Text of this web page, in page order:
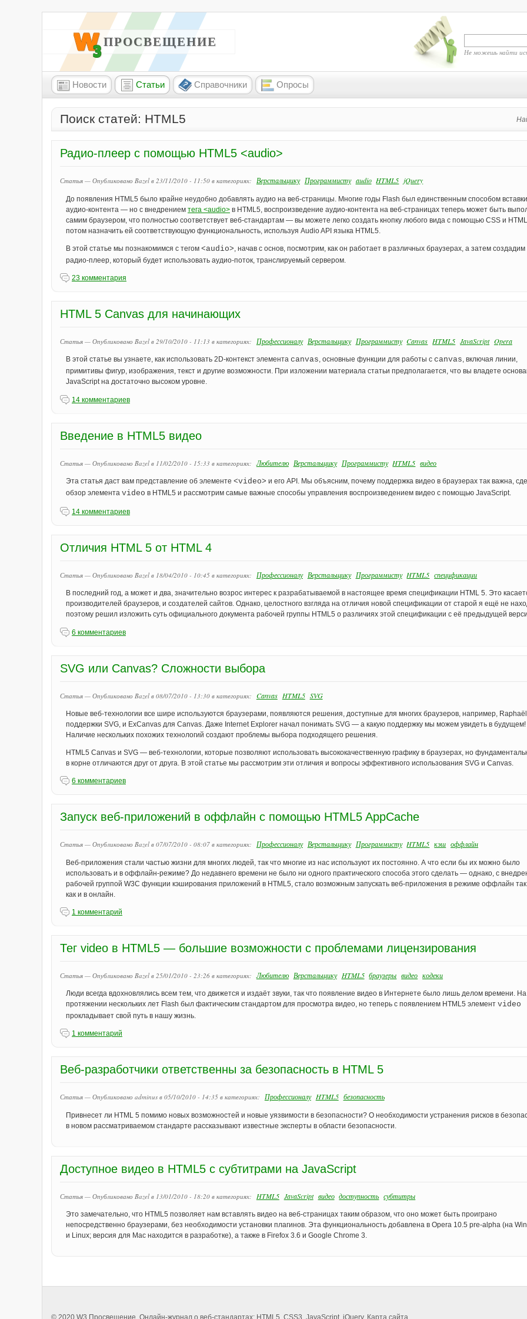
W3 ПРОСВЕЩЕНИЕ
Не можешь найти
Новости Статьи Справочники Опросы
Поиск статей: HTML5
Радио-плеер с помощью HTML5 <audio>
Статья — Опубликовано Bazel в 23/11/2010 - 11:50 в категориях: Верстальщику Программисту audio HTML5 jQuery
До появления HTML5 было крайне неудобно добавлять аудио на веб-страницы. Многие годы Flash был единственным способом вставки
аудио-контента — но с внедрением тега <audio> в HTML5, воспроизведение аудио-контента на веб-страницах теперь может быть
самим браузером, что полностью соответствует веб-стандартам — вы можете легко создать кнопку любого вида с помощью CSS и
потом назначить ей соответствующую функциональность, используя Audio API языка HTML5.
В этой статье мы познакомимся с тегом <audio> , начав с основ, посмотрим, как он работает в различных браузерах, а затем создадим
радио-плеер, который будет использовать аудио-поток, транслируемый сервером.
23 комментария
HTML 5 Canvas для начинающих
Статья — Опубликовано Bazel в 29/10/2010 - 11:13 в категориях: Профессионалу Верстальщику Программисту Canvas HTML5 JavaScript Opera
В этой статье вы узнаете, как использовать 2D-контекст элемента canvas, основные функции для работы с canvas, включая линии,
примитивы фигур, изображения, текст и другие возможности. При изложении материала статьи предполагается, что вы владете
JavaScript на достаточно высоком уровне.
14 комментариев
Введение в HTML5 видео
Статья — Опубликовано Bazel в 11/02/2010 - 15:33 в категориях: Любителю Верстальщику Программисту HTML5 видео
Эта статья даст вам представление об элементе <video> и его API. Мы объясним, почему поддержка видео в браузерах так важна,
обзор элемента video в HTML5 и рассмотрим самые важные способы управления воспроизведением видео с помощью JavaScript.
14 комментариев
Отличия HTML 5 от HTML 4
Статья — Опубликовано Bazel в 18/04/2010 - 10:45 в категориях: Профессионалу Верстальщику Программисту HTML5 спецификации
В последний год, а может и два, значительно возрос интерес к разрабатываемой в настоящее время спецификации HTML 5. Это
производителей браузеров, и создателей сайтов. Однако, целостного взгляда на отличия новой спецификации от старой я ещё не
поэтому решил изложить суть официального документа рабочей группы HTML5 о различиях этой спецификации с её предыдущей
6 комментариев
SVG или Canvas? Сложности выбора
Статья — Опубликовано Bazel в 08/07/2010 - 13:30 в категориях: Canvas HTML5 SVG
Новые веб-технологии все шире используются браузерами, появляются решения, доступные для многих браузеров, например,
поддержки SVG, и ExCanvas для Canvas. Даже Internet Explorer начал понимать SVG — а какую поддержку мы можем увидеть в будущем!
Наличие нескольких похожих технологий создают проблемы выбора подходящего решения.
HTML5 Canvas и SVG — веб-технологии, которые позволяют использовать высококачественную графику в браузерах, но
в корне отличаются друг от друга. В этой статье мы рассмотрим эти отличия и вопросы эффективного использования SVG и Canvas.
6 комментариев
Запуск веб-приложений в оффлайн с помощью HTML5 AppCache
Статья — Опубликовано Bazel в 07/07/2010 - 08:07 в категориях: Профессионалу Верстальщику Программисту HTML5 кэш оффлайн
Веб-приложения стали частью жизни для многих людей, так что многие из нас используют их постоянно. А что если бы их можно было
использовать и в оффлайн-режиме? До недавнего времени не было ни одного практического способа этого сделать — однако, с
рабочей группой W3C функции кэширования приложений в HTML5, стало возможным запускать веб-приложения в режиме оффлайн
как и в онлайн.
1 комментарий
Тег video в HTML5 — большие возможности с проблемами лицензирования
Статья — Опубликовано Bazel в 25/01/2010 - 23:26 в категориях: Любителю Верстальщику HTML5 браузеры видео кодеки
Люди всегда вдохновлялись всем тем, что движется и издаёт звуки, так что появление видео в Интернете было лишь делом времени. На
протяжении нескольких лет Flash был фактическим стандартом для просмотра видео, но теперь с появлением HTML5 элемент video
прокладывает свой путь в нашу жизнь.
1 комментарий
Веб-разработчики ответственны за безопасность в HTML 5
Статья — Опубликовано adminus в 05/10/2010 - 14:35 в категориях: Профессионалу HTML5 безопасность
Привнесет ли HTML 5 помимо новых возможностей и новые уязвимости в безопасности? О необходимости устранения рисков в
в новом рассматриваемом стандарте рассказывают известные эксперты в области безопасности.
Доступное видео в HTML5 с субтитрами на JavaScript
Статья — Опубликовано Bazel в 13/01/2010 - 18:20 в категориях: HTML5 JavaScript видео доступность субтитры
Это замечательно, что HTML5 позволяет нам вставлять видео на веб-страницах таким образом, что оно может быть проиграно
непосредственно браузерами, без необходимости установки плагинов. Эта функциональность добавлена в Opera 10.5 pre-alpha (на
и Linux; версия для Mac находится в разработке), а также в Firefox 3.6 и Google Chrome 3.